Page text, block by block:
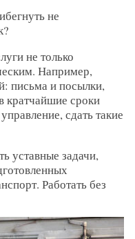
не
не только
Например,
письма и посылки,
кратчайшие сроки
сдать такие
уставные задачи,
Работать без